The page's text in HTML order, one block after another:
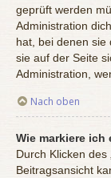
geprüft werden
Administration
hat, bei denen sie
sie auf der Seite
Administration,
Nach oben
Wie markiere ich
Durch Klicken
Beitragsansicht